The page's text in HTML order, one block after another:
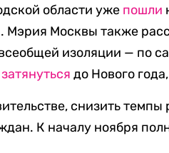
области уже пошли
Мэрия Москвы также
изоляции — по
до Нового
снизить темпы
К началу ноября